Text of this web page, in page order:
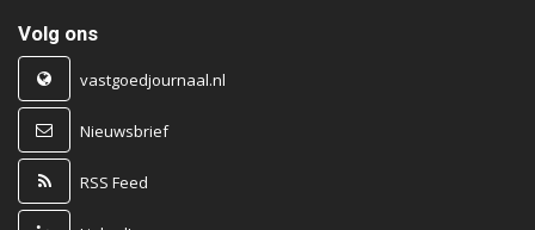
Volg ons
vastgoedjournaal.nl
Nieuwsbrief
RSS Feed